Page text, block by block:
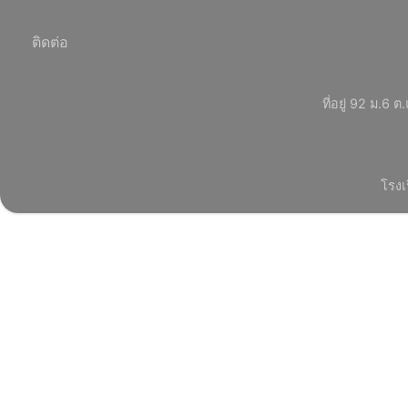
ติดต่อ
ที่อยู่ 92 ม.6 ต.
โรง